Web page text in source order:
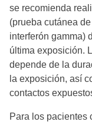
se recomienda
(prueba cutánea
interferón gamma)
última exposición.
depende de la
la exposición, así
contactos
Para los pacientes